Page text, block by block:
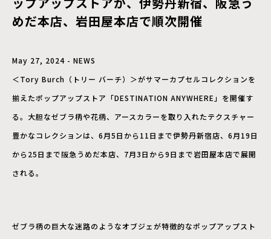
めだ本店、岩田屋本店で順次開催
May 27, 2024 - NEWS
＜Tory Burch（トリー バーチ）＞がサマーカプセルコレクションを
揃えたポップアップストア「DESTINATION ANYWHERE」を開催す
る。大胆なゼブラ柄や花柄、アースカラーを取り入れたテクスチャー
豊かなコレクションは、6月5日から11日まで伊勢丹新宿店、6月19日
から25日まで阪急うめだ本店、7月3日から9日まで岩田屋本店で展開
される。
ゼブラ柄の巨大な迷路のようなオブジェが特徴的なポップアップスト